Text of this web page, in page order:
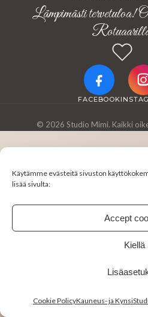
Käytämme evästeitä sivuston
lisää sivulta:
Accept
Kiellä
Cookie PolicyKauneus- ja
Lämpimästi tervetuloa!
FACEBOOK
© 2026 Studio Mimi. Kaikki